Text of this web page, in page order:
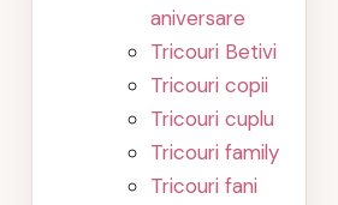
aniversare
Tricouri Betivi
Tricouri copii
Tricouri cuplu
Tricouri family
Tricouri fani